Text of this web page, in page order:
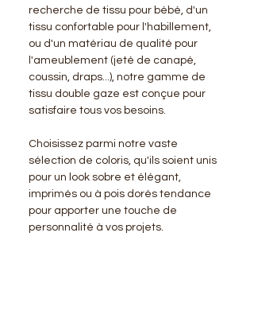
recherche de tissu pour bébé, d'un
tissu confortable pour l'habillement,
ou d'un matériau de qualité pour
l'ameublement (jeté de canapé,
coussin, draps...), notre gamme de
tissu double gaze est conçue pour
satisfaire tous vos besoins.
Choisissez parmi notre vaste
sélection de coloris, qu'ils soient unis
pour un look sobre et élégant,
imprimés ou à pois dorés tendance
pour apporter une touche de
personnalité à vos projets.